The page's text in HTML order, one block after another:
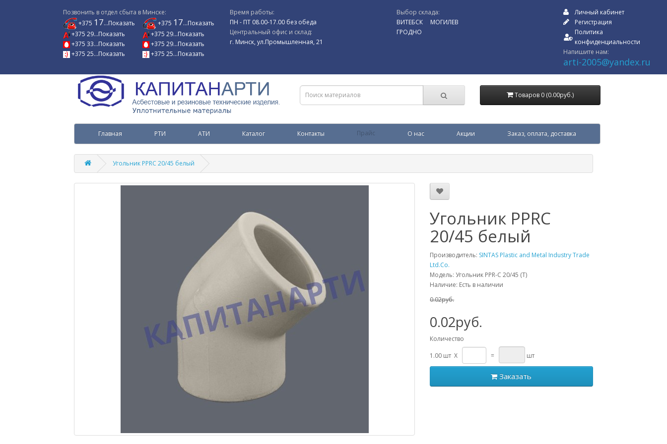
Позвонить в отдел сбыта в Минске:
+375 17...Показать
+375 29...Показать
+375 33...Показать
+375 25...Показать
+375 17...Показать
+375 29...Показать
+375 29...Показать
+375 25...Показать
Время работы:
ПН - ПТ 08.00-17.00 без обеда
Центральный офис и склад:
г. Минск, ул.Промышленная, 21
Выбор склада:
ВИТЕБСК
ГРОДНО
МОГИЛЕВ
Личный кабинет
Регистрация
Политика
конфиденциальности
Напишите нам:
arti-2005@yandex.ru
Товаров 0 (0.00руб.)
Главная РТИ АТИ Каталог Контакты Прайс О нас Акции Заказ, оплата, доставка
Угольник PPRC 20/45 белый
Угольник PPRC
20/45 белый
Производитель: SINTAS Plastic and Metal Industry Trade
Ltd.Co.
Модель: Угольник PPR-C 20/45 (Т)
Наличие: Есть в наличии
0.02руб.
0.02руб.
Количество
1.00 шт X
= шт
Заказать